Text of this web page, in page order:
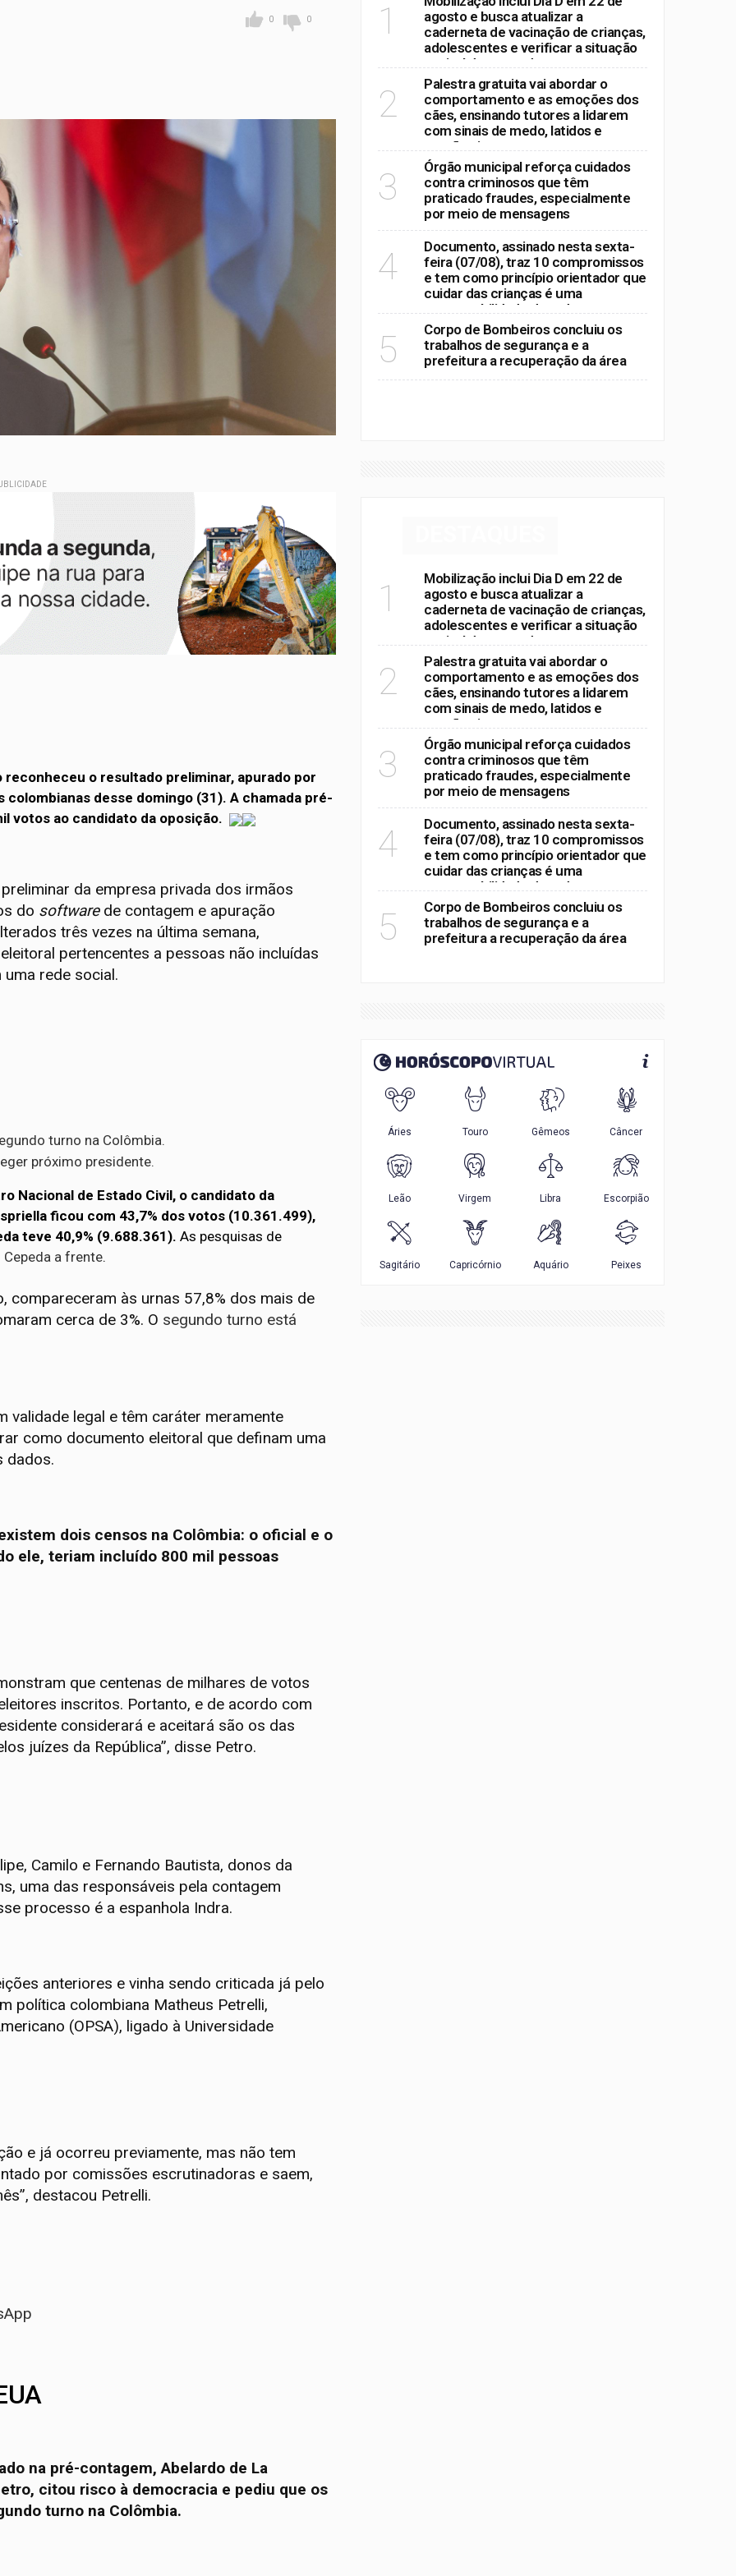
Veloso embala show exclusivo na TV Brasil
árvore centenária vira símbolo de memória, resistência e mobilização em Mogi
da Jornada de Conhecimento em Bem-Estar Animal no Parque dos Ipês
0 0
o resultado preliminar, apurado por
desse domingo (31). A chamada pré-
votos ao candidato da oposição.
da empresa privada dos irmãos
do softwarede contagem e apuração
três vezes na última semana,
pertencentes a pessoas não incluídas
rede social.
turno na Colômbia.
próximo presidente.
Nacional de Estado Civil, o candidato da
ficou com 43,7% dos votos (10.361.499),
teve 40,9% (9.688.361). As pesquisas de
a frente.
compareceram às urnas 57,8% dos mais de
cerca de 3%. O segundo turno está
validade legal e têm caráter meramente
como documento eleitoral que definam uma
dados.
dois censos na Colômbia: o oficial e o
ele, teriam incluído 800 mil pessoas
que centenas de milhares de votos
inscritos. Portanto, e de acordo com
considerará e aceitará são os das
juízes da República”, disse Petro.
Camilo e Fernando Bautista, donos da
uma das responsáveis pela contagem
processo é a espanhola Indra.
anteriores e vinha sendo criticada já pelo
política colombiana Matheus Petrelli,
(OPSA), ligado à Universidade
e já ocorreu previamente, mas não tem
por comissões escrutinadoras e saem,
destacou Petrelli.
na pré-contagem, Abelardo de La
citou risco à democracia e pediu que os
turno na Colômbia.
1
agosto e busca atualizar a
caderneta de vacinação de crianças,
adolescentes e verificar a situação
vacinal dos moradores
2
Palestra gratuita vai abordar o
comportamento e as emoções dos
cães, ensinando tutores a lidarem
com sinais de medo, latidos e
reações intensas
3
Órgão municipal reforça cuidados
contra criminosos que têm
praticado fraudes, especialmente
por meio de mensagens
4
Documento, assinado nesta sexta-
feira (07/08), traz 10 compromissos
e tem como princípio orientador que
cuidar das crianças é uma
responsabilidade de todos
5
Corpo de Bombeiros concluiu os
trabalhos de segurança e a
prefeitura a recuperação da área
1
Mobilização inclui Dia D em 22 de
agosto e busca atualizar a
caderneta de vacinação de crianças,
adolescentes e verificar a situação
vacinal dos moradores
2
Palestra gratuita vai abordar o
comportamento e as emoções dos
cães, ensinando tutores a lidarem
com sinais de medo, latidos e
reações intensas
3
Órgão municipal reforça cuidados
contra criminosos que têm
praticado fraudes, especialmente
por meio de mensagens
4
Documento, assinado nesta sexta-
feira (07/08), traz 10 compromissos
e tem como princípio orientador que
cuidar das crianças é uma
responsabilidade de todos
5
Corpo de Bombeiros concluiu os
trabalhos de segurança e a
prefeitura a recuperação da área